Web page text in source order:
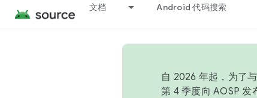
文档 Android 代码搜索
自 2026 年起，为了
第 4 季度向 AOSP 发